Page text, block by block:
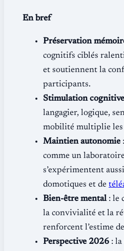
En bref
Préservation
cognitifs ciblés
et soutiennent la
participants.
Stimulation cognitive
langagier, logique,
mobilité multiplie les
Maintien autonomie
comme un
s’expérimentent
domotiques et de
Bien-être mental: le
la convivialité et la
renforcent l’estime
Perspective 2026 :